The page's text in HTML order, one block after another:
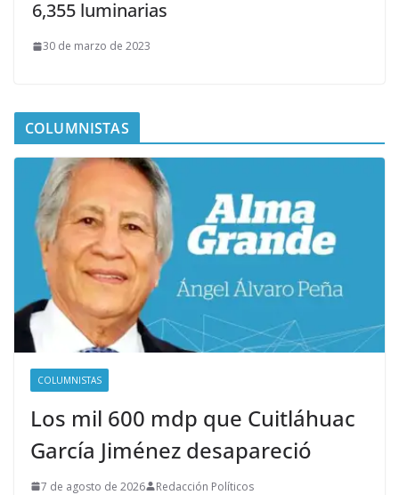
6,355 luminarias
30 de marzo de 2023
COLUMNISTAS
COLUMNISTAS
Los mil 600 mdp que Cuitláhuac
García Jiménez desapareció
7 de agosto de 2026 Redacción Políticos